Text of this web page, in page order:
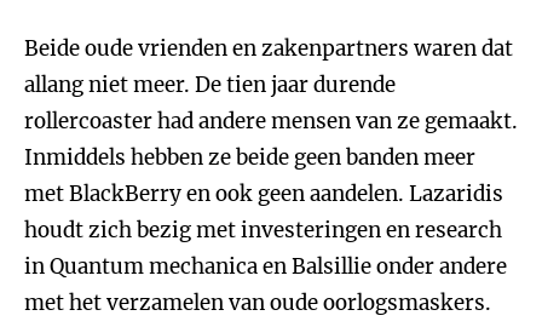
Beide oude vrienden en zakenpartners waren dat
allang niet meer. De tien jaar durende
rollercoaster had andere mensen van ze gemaakt.
Inmiddels hebben ze beide geen banden meer
met BlackBerry en ook geen aandelen. Lazaridis
houdt zich bezig met investeringen en research
in Quantum mechanica en Balsillie onder andere
met het verzamelen van oude oorlogsmaskers.